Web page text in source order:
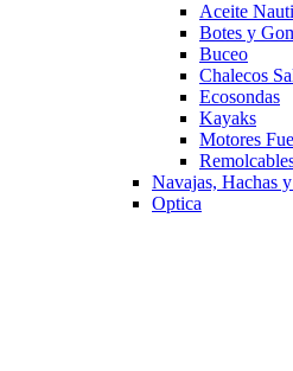
Aceite
Botes y
Buceo
Chalecos
Ecosondas
Kayaks
Motores
Navajas, Hachas
Optica